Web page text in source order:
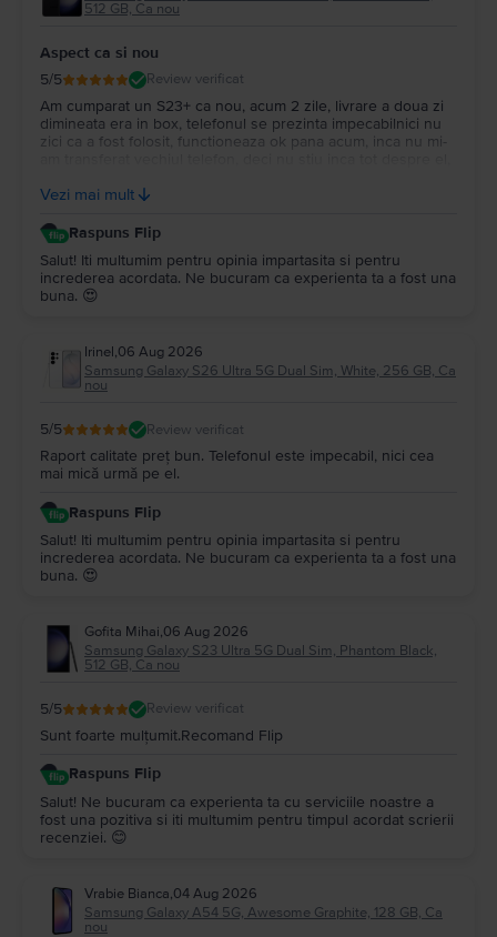
512 GB, Ca nou
Aspect ca si nou
5/5 Review verificat
Am cumparat un S23+ ca nou, acum 2 zile, livrare a doua zi
dimineata era in box, telefonul se prezinta impecabilnici nu
zici ca a fost folosit, functioneaza ok pana acum, inca nu mi-
cand voi incepe sa-l folosesc.
Vezi mai mult
Raspuns Flip
Salut! Iti multumim pentru opinia impartasita si pentru
increderea acordata. Ne bucuram ca experienta ta a fost una
buna. 😍
Irinel,06 Aug 2026
Samsung Galaxy S26 Ultra 5G Dual Sim, White, 256 GB, Ca
nou
5/5 Review verificat
Raport calitate preț bun. Telefonul este impecabil, nici cea
mai mică urmă pe el.
Raspuns Flip
Salut! Iti multumim pentru opinia impartasita si pentru
increderea acordata. Ne bucuram ca experienta ta a fost una
buna. 😍
Gofita Mihai,06 Aug 2026
Samsung Galaxy S23 Ultra 5G Dual Sim, Phantom Black,
512 GB, Ca nou
5/5 Review verificat
Sunt foarte mulțumit.Recomand Flip
Raspuns Flip
Salut! Ne bucuram ca experienta ta cu serviciile noastre a
fost una pozitiva si iti multumim pentru timpul acordat scrierii
recenziei. 😊
Vrabie Bianca,04 Aug 2026
Samsung Galaxy A54 5G, Awesome Graphite, 128 GB, Ca
nou